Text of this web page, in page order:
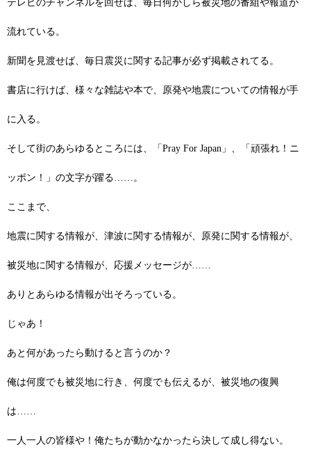
テレビのチャンネルを回せば、毎日何かしら被災地の番組や報道が
流れている。
新聞を見渡せば、毎日震災に関する記事が必ず掲載されてる。
書店に行けば、様々な雑誌や本で、原発や地震についての情報が手
に入る。
そして街のあらゆるところには、「Pray For Japan」、「頑張れ！ニ
ッポン！」の文字が躍る……。
ここまで、
地震に関する情報が、津波に関する情報が、原発に関する情報が、
被災地に関する情報が、応援メッセージが……
ありとあらゆる情報が出そろっている。
じゃあ！
あと何があったら動けると言うのか？
俺は何度でも被災地に行き、何度でも伝えるが、被災地の復興
は……
一人一人の皆様や！俺たちが動かなかったら決して成し得ない。